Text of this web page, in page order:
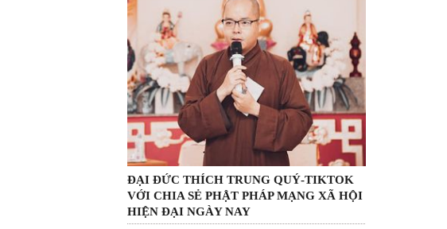
ĐẠI ĐỨC THÍCH TRUNG QUÝ-TIKTOK
VỚI CHIA SẺ PHẬT PHÁP MẠNG XÃ HỘI
HIỆN ĐẠI NGÀY NAY